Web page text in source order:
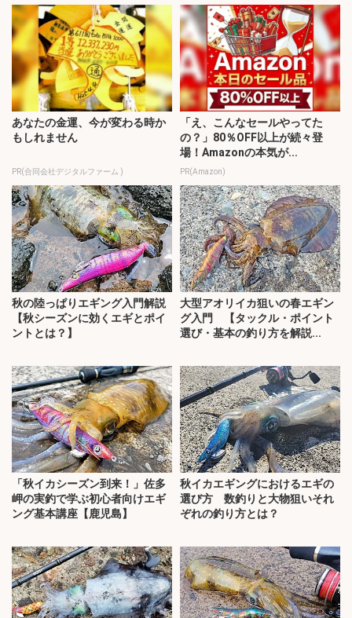
あなたの金運、今が変わる時か
もしれません
PR(合同会社デジタルファーム )
「え、こんなセールやってた
の？」80％OFF以上が続々登
場！Amazonの本気が...
PR(Amazon)
秋の陸っぱりエギング入門解説
【秋シーズンに効くエギとポイ
ントとは？】
大型アオリイカ狙いの春エギン
グ入門 【タックル・ポイント
選び・基本の釣り方を解説...
「秋イカシーズン到来！」佐多
岬の実釣で学ぶ初心者向けエギ
ング基本講座【鹿児島】
秋イカエギングにおけるエギの
選び方 数釣りと大物狙いそれ
ぞれの釣り方とは？